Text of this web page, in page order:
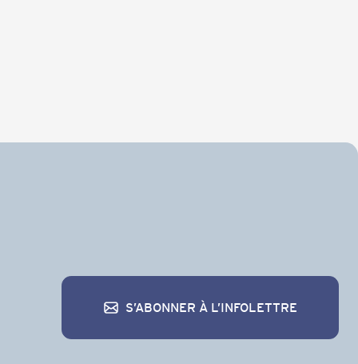
S’ABONNER À L’INFOLETTRE
S’abonner à l’infolettre